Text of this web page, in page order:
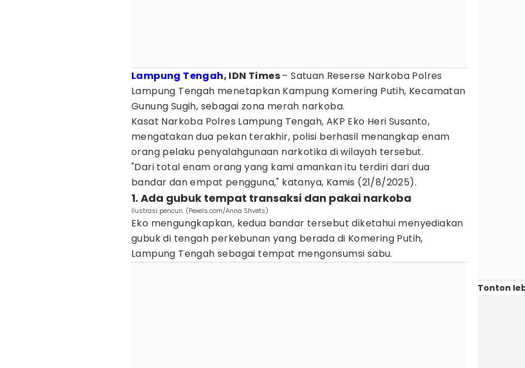
Lampung Tengah, IDN Times– Satuan Reserse Narkoba Polres
Lampung Tengah menetapkan Kampung Komering Putih, Kecamatan
Gunung Sugih, sebagai zona merah narkoba.
Kasat Narkoba Polres Lampung Tengah, AKP Eko Heri Susanto,
mengatakan dua pekan terakhir, polisi berhasil menangkap enam
orang pelaku penyalahgunaan narkotika di wilayah tersebut.
"Dari total enam orang yang kami amankan itu terdiri dari dua
bandar dan empat pengguna," katanya, Kamis (21/8/2025).
1. Ada gubuk tempat transaksi dan pakai narkoba
Ilustrasi pencuri. (Pexels.com/Anna Shvets)
Eko mengungkapkan, kedua bandar tersebut diketahui menyediakan
gubuk di tengah perkebunan yang berada di Komering Putih,
Lampung Tengah sebagai tempat mengonsumsi sabu.
Tonton